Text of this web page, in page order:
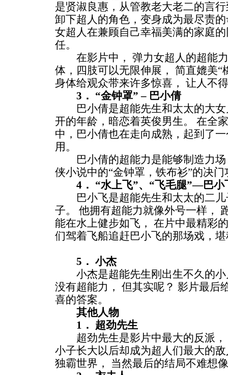
是贤淑良惠，从管教老大老二的言
卸下超人的角色，变身成为最尽责
女超人在兼顾自己幸福美满的家庭
任。
在影片中， 弹力女超人的超能力
体，四肢可以无限伸展， 简直媲美“
身体给观众带来许多惊喜， 让人不
3． “金钟罩” – 巴小倩
巴小倩是超能先生和太太的大女
开的年龄，暗恋着英俊男生。 在全
中，巴小倩也在走向成熟，起到了
用。
巴小倩的超能力是能够制造力场
侠小说中的“金钟罩，铁布衫”的决门
4． “水上飞”、“飞毛腿”—巴小
巴小飞是超能先生和太太的二儿
子。 他拥有超能力就像外号一样，
能在水上健步如飞， 在片中最精彩
们驾着飞船追赶巴小飞的那场戏，
5． 小杰
小杰是超能先生刚出生不久的小
没有超能力， 但其实呢？ 影片最后
喜的答案。
其他人物
1． 超劲先生
超劲先生是影片中最大的反派，
小子长大以后却成为超人们最大的
独霸世界， 当然最后的结局不难想